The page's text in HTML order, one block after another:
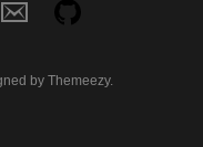
by Themeezy.